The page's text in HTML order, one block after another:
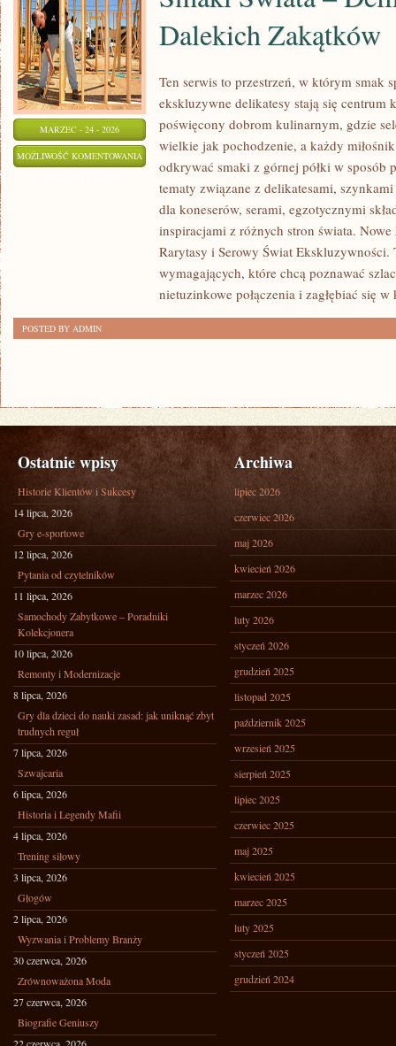
MARZEC - 24 - 2026
MOŻLIWOŚĆ KOMENTOWANIA
ZAKĄTKÓW
Dalekich Zakątków
Ten serwis to przestrzeń, w którym smak
ekskluzywne delikatesy stają się centrum
poświęcony dobrom kulinarnym, gdzie
wielkie jak pochodzenie, a każdy
odkrywać smaki z górnej półki w sposób
tematy związane z delikatesami,
dla koneserów, serami, egzotycznymi
inspiracjami z różnych stron świata.
Rarytasy i Serowy Świat Ekskluzywności.
wymagających, które chcą poznawać
nietuzinkowe połączenia i zagłębiać się w
POSTED BY ADMIN
Ostatnie wpisy
Historie Klientów i Sukcesy
14 lipca, 2026
Gry e-sportowe
12 lipca, 2026
Pytania od czytelników
11 lipca, 2026
Samochody Zabytkowe – Poradniki
Kolekcjonera
10 lipca, 2026
Remonty i Modernizacje
8 lipca, 2026
Gry dla dzieci do nauki zasad: jak uniknąć zbyt
trudnych reguł
7 lipca, 2026
Szwajcaria
6 lipca, 2026
Historia i Legendy Mafii
4 lipca, 2026
Trening siłowy
3 lipca, 2026
Głogów
2 lipca, 2026
Wyzwania i Problemy Branży
30 czerwca, 2026
Zrównoważona Moda
27 czerwca, 2026
Biografie Geniuszy
Archiwa
lipiec 2026
czerwiec 2026
maj 2026
kwiecień 2026
marzec 2026
luty 2026
styczeń 2026
grudzień 2025
listopad 2025
październik 2025
wrzesień 2025
sierpień 2025
lipiec 2025
czerwiec 2025
maj 2025
kwiecień 2025
marzec 2025
luty 2025
styczeń 2025
grudzień 2024